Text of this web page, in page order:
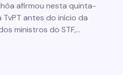
afirmou nesta quinta-
TvPT antes do início da
ministros do STF,…